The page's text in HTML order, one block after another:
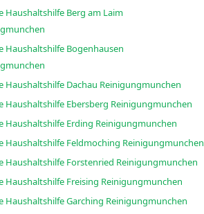
Haushaltshilfe Berg am Laim
Haushaltshilfe Bogenhausen
Erfahrene Haushaltshilfe Dachau Reinigungmunchen
Erfahrene Haushaltshilfe Ebersberg Reinigungmunchen
Erfahrene Haushaltshilfe Erding Reinigungmunchen
Erfahrene Haushaltshilfe Feldmoching Reinigungmunchen
Erfahrene Haushaltshilfe Forstenried Reinigungmunchen
Erfahrene Haushaltshilfe Freising Reinigungmunchen
Erfahrene Haushaltshilfe Garching Reinigungmunchen